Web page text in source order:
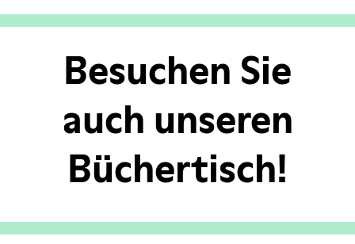
Besuchen Sie
auch unseren
Büchertisch!